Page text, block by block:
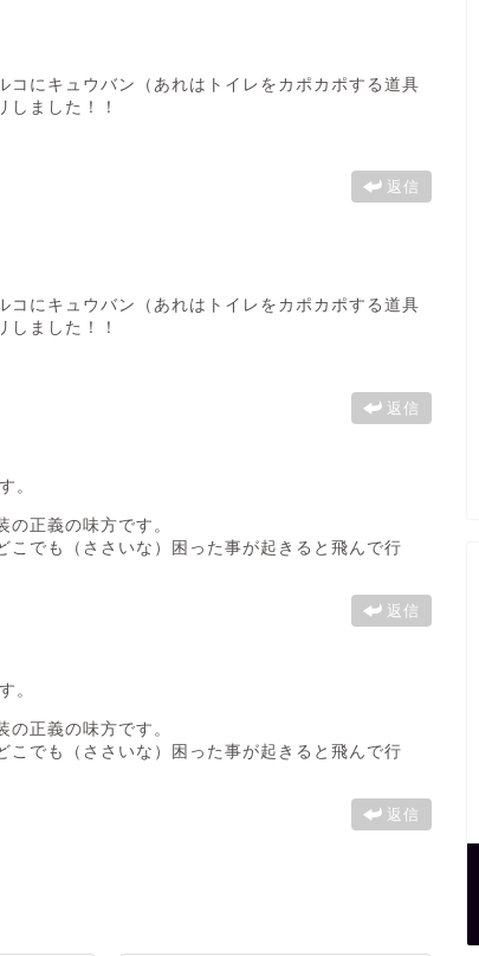
にキュウバン（あれはトイレをカポカポする道具
しました！！
返信
にキュウバン（あれはトイレをカポカポする道具
しました！！
返信
。
正義の味方です。
でも（ささいな）困った事が起きると飛んで行
返信
。
正義の味方です。
でも（ささいな）困った事が起きると飛んで行
返信